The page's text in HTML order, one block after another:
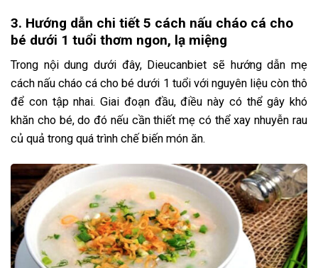
3. Hướng dẫn chi tiết 5 cách nấu cháo cá cho
bé dưới 1 tuổi thơm ngon, lạ miệng
Trong nội dung dưới đây, Dieucanbiet sẽ hướng dẫn mẹ
cách nấu cháo cá cho bé dưới 1 tuổi với nguyên liệu còn thô
để con tập nhai. Giai đoạn đầu, điều này có thể gây khó
khăn cho bé, do đó nếu cần thiết mẹ có thể xay nhuyễn rau
củ quả trong quá trình chế biến món ăn.